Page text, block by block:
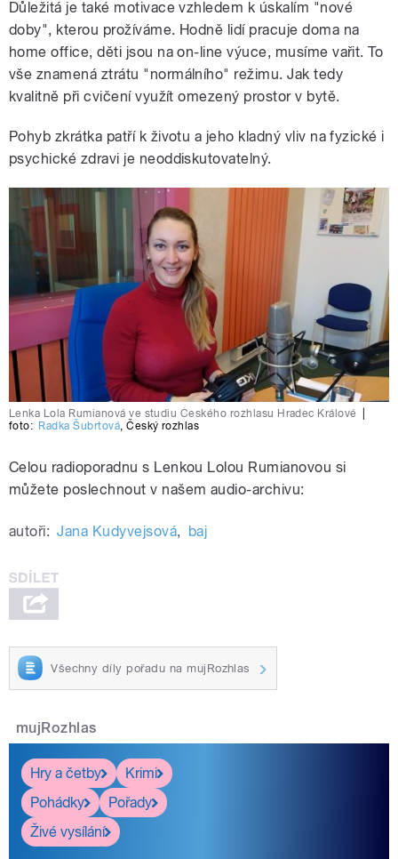
Důležitá je také motivace vzhledem k úskalím "nové
doby", kterou prožíváme. Hodně lidí pracuje doma na
home office, děti jsou na on-line výuce, musíme vařit. To
vše znamená ztrátu "normálního" režimu. Jak tedy
kvalitně při cvičení využít omezený prostor v bytě.
Pohyb zkrátka patří k životu a jeho kladný vliv na fyzické i
psychické zdravi je neoddiskutovatelný.
Lenka Lola Rumianová ve studiu Českého rozhlasu Hradec Králové
foto: Radka Šubrtová,Český rozhlas
Celou radioporadnu s Lenkou Lolou Rumianovou si
můžete poslechnout v našem audio-archivu:
autoři: Jana Kudyvejsová, baj
Všechny díly pořadu na mujRozhlas
mujRozhlas
Hry a četby
Krimi
Pohádky
Pořady
Živé vysílání